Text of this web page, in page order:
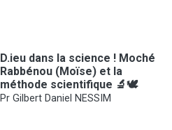
D.ieu dans la science ! Moché
Rabbénou (Moïse) et la
méthode scientifique 🔬🕊️
Pr Gilbert Daniel NESSIM